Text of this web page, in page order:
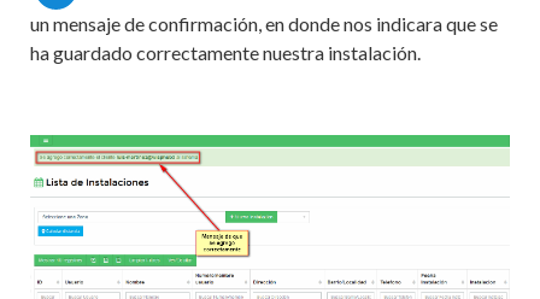
un mensaje de confirmación, en donde nos indicara que se
ha guardado correctamente nuestra instalación.